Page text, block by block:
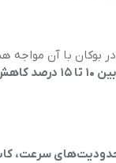
بوکان با آن مواجه
سرعت،